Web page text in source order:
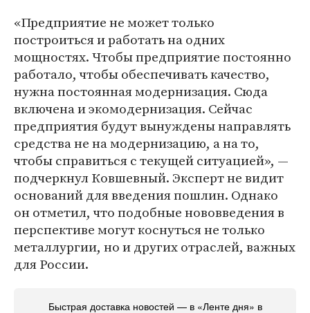
«Предприятие не может только
построиться и работать на одних
мощностях. Чтобы предприятие постоянно
работало, чтобы обеспечивать качество,
нужна постоянная модернизация. Сюда
включена и экомодернизация. Сейчас
предприятия будут вынуждены направлять
средства не на модернизацию, а на то,
чтобы справиться с текущей ситуацией», —
подчеркнул Ковшевный. Эксперт не видит
оснований для введения пошлин. Однако
он отметил, что подобные нововведения в
перспективе могут коснуться не только
металлургии, но и других отраслей, важных
для России.
Быстрая доставка новостей — в «Ленте дня» в